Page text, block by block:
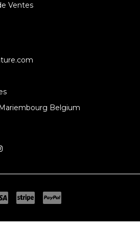
Ventes
Belgium